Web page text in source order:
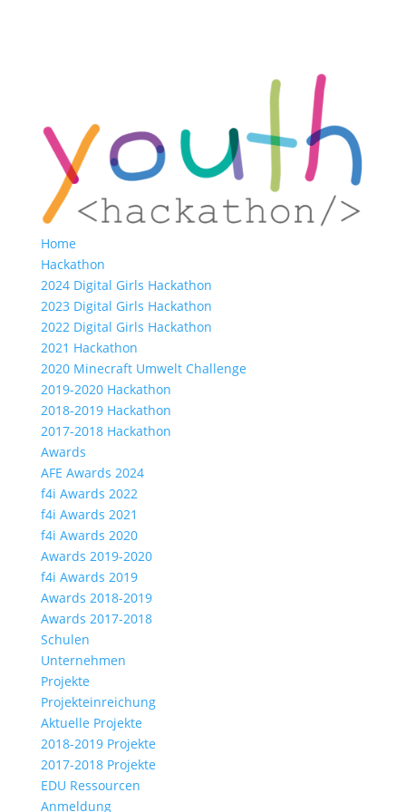
Home
Hackathon
2024 Digital Girls Hackathon
2023 Digital Girls Hackathon
2022 Digital Girls Hackathon
2021 Hackathon
2020 Minecraft Umwelt Challenge
2019-2020 Hackathon
2018-2019 Hackathon
2017-2018 Hackathon
Awards
AFE Awards 2024
f4i Awards 2022
f4i Awards 2021
f4i Awards 2020
Awards 2019-2020
f4i Awards 2019
Awards 2018-2019
Awards 2017-2018
Schulen
Unternehmen
Projekte
Projekteinreichung
Aktuelle Projekte
2018-2019 Projekte
2017-2018 Projekte
EDU Ressourcen
Anmeldung